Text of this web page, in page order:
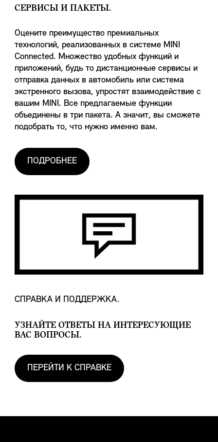
СЕРВИСЫ И ПАКЕТЫ.
Оцените преимущество премиальных
технологий, реализованных в системе MINI
Connected. Множество удобных функций и
приложений, будь то дистанционные сервисы и
отправка данных в автомобиль или система
экстренного вызова, упростят взаимодействие с
вашим MINI. Все предлагаемые функции
объединены в три пакета. А значит, вы сможете
подобрать то, что нужно именно вам.
ПОДРОБНЕЕ
СПРАВКА И ПОДДЕРЖКА.
УЗНАЙТЕ ОТВЕТЫ НА ИНТЕРЕСУЮЩИЕ
ВАС ВОПРОСЫ.
ПЕРЕЙТИ К СПРАВКЕ